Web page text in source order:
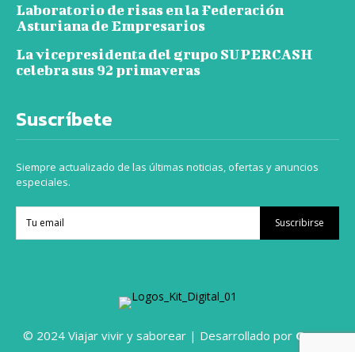
Laboratorio de risas en la Federación
Asturiana de Empresarios
La vicepresidenta del grupo SUPERCASH
celebra sus 92 primaveras
Suscríbete
Siempre actualizado de las últimas noticias, ofertas y anuncios
especiales.
Suscribirse
© 2024 Viajar vivir y saborear | Desarrollado por Grupo